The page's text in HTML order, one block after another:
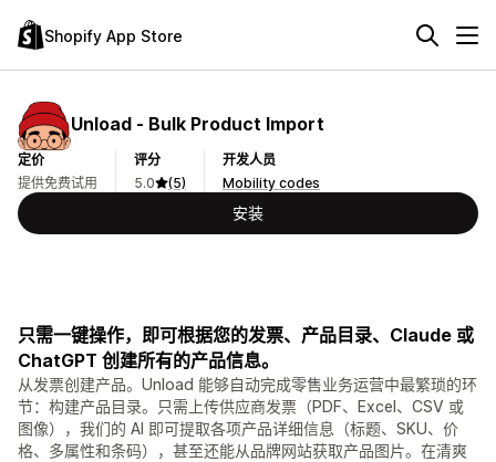
Shopify App Store
Unload ‑ Bulk Product Import
定价
提供免费试用
评分
5.0
(5)
开发人员
Mobility codes
安装
只需一键操作，即可根据您的发票、产品目录、Claude 或
ChatGPT 创建所有的产品信息。
从发票创建产品。Unload 能够自动完成零售业务运营中最繁琐的环
节：构建产品目录。只需上传供应商发票（PDF、Excel、CSV 或
图像），我们的 AI 即可提取各项产品详细信息（标题、SKU、价
格、多属性和条码），甚至还能从品牌网站获取产品图片。在清爽